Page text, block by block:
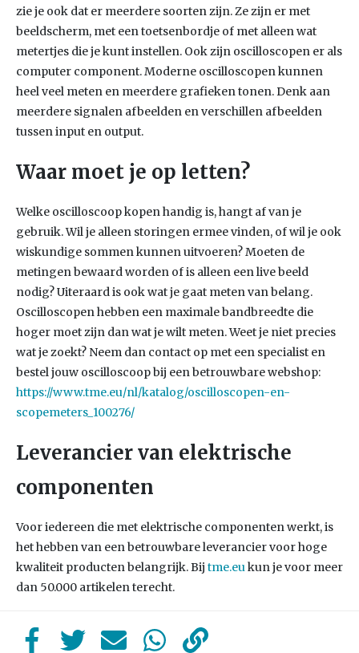
zie je ook dat er meerdere soorten zijn. Ze zijn er met
beeldscherm, met een toetsenbordje of met alleen wat
metertjes die je kunt instellen. Ook zijn oscilloscopen er als
computer component. Moderne oscilloscopen kunnen
heel veel meten en meerdere grafieken tonen. Denk aan
meerdere signalen afbeelden en verschillen afbeelden
tussen input en output.
Waar moet je op letten?
Welke oscilloscoop kopen handig is, hangt af van je
gebruik. Wil je alleen storingen ermee vinden, of wil je ook
wiskundige sommen kunnen uitvoeren? Moeten de
metingen bewaard worden of is alleen een live beeld
nodig? Uiteraard is ook wat je gaat meten van belang.
Oscilloscopen hebben een maximale bandbreedte die
hoger moet zijn dan wat je wilt meten. Weet je niet precies
wat je zoekt? Neem dan contact op met een specialist en
bestel jouw oscilloscoop bij een betrouwbare webshop:
https://www.tme.eu/nl/katalog/oscilloscopen-en-
scopemeters_100276/
Leverancier van elektrische
componenten
Voor iedereen die met elektrische componenten werkt, is
het hebben van een betrouwbare leverancier voor hoge
kwaliteit producten belangrijk. Bij tme.eukun je voor meer
dan 50.000 artikelen terecht.